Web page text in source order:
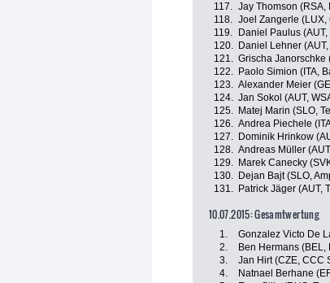
117. Jay Thomson (RSA,
118. Joel Zangerle
119.
Daniel Paulus
120.
Daniel Lehner
121. Grischa Janorschke
122.
Paolo Simion (ITA,
123. Alexander Meier
124. Jan Sokol (AUT,
125.
Matej Marin (SLO,
126. Andrea Piechele
127.
Dominik Hrinkow
128. Andreas Müller
129.
Marek Canecky
130.
Dejan Bajt (SLO,
131.
Patrick Jäger (AUT,
10.07.2015: Gesamtwertung
1. Gonzalez Victo De
2.
Ben Hermans (BEL,
3.
Jan Hirt (CZE, CCC
4.
Natnael Berhane